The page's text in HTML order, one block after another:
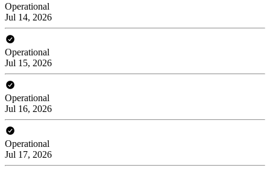
Operational
Jul 14, 2026
Operational
Jul 15, 2026
Operational
Jul 16, 2026
Operational
Jul 17, 2026